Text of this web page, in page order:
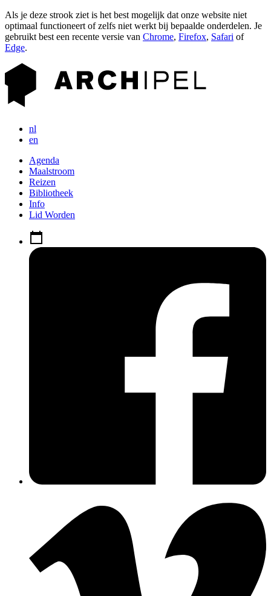
Als je deze strook ziet is het best mogelijk dat onze website niet
optimaal functioneert of zelfs niet werkt bij bepaalde onderdelen. Je
gebruikt best een recente versie van Chrome, Firefox, Safari of
Edge.
nl
en
Agenda
Maalstroom
Reizen
Bibliotheek
Info
Lid Worden